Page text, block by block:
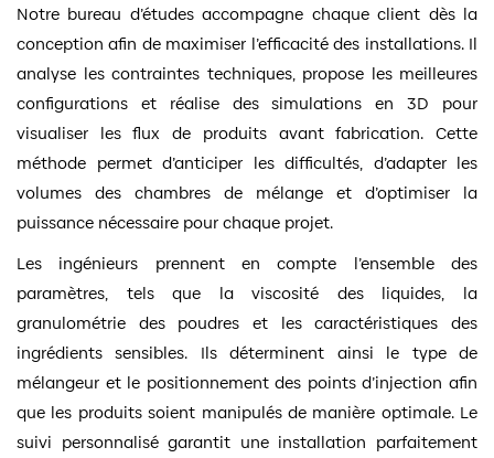
Notre bureau d’études accompagne chaque client dès la
conception afin de maximiser l’efficacité des installations. Il
analyse les contraintes techniques, propose les meilleures
configurations et réalise des simulations en 3D pour
visualiser les flux de produits avant fabrication. Cette
méthode permet d’anticiper les difficultés, d’adapter les
volumes des chambres de mélange et d’optimiser la
puissance nécessaire pour chaque projet.
Les ingénieurs prennent en compte l’ensemble des
paramètres, tels que la viscosité des liquides, la
granulométrie des poudres et les caractéristiques des
ingrédients sensibles. Ils déterminent ainsi le type de
mélangeur et le positionnement des points d’injection afin
que les produits soient manipulés de manière optimale. Le
suivi personnalisé garantit une installation parfaitement